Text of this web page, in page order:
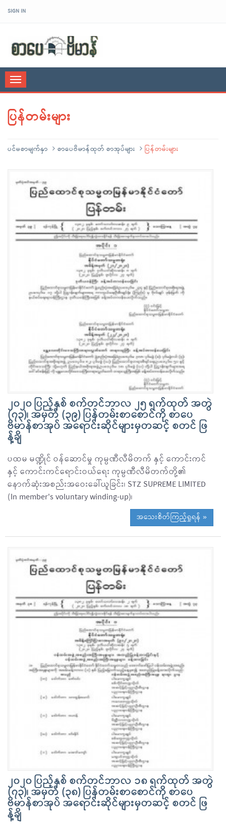
SIGN IN
Toggle
navigation
ပြန်တမ်းများ
ပင်မစာမျက်နှာ စာပေဗိမာန်ထုတ် စာအုပ်များ ပြန်တမ်းများ
၂၀၂၀ ပြည့်နှစ် စက်တင်ဘာလ ၂၅ ရက်ထုတ် အတွဲ
(၇၃)၊ အမှတ် (၃၉) ပြန်တမ်းစာစောင်ကို စာပေ
ဗိမာန်စာအုပ် အရောင်းဆိုင်များမှတဆင့် စတင် ဖြ
န့်ချိ
ပထမ မဏ္ဍိုင် ဝန်ဆောင်မှု ကုမ္ပဏီလီမိတက် နှင့် ကောင်းကင်
နှင့် ကောင်းကင်ရောင်းဝယ်ရေး ကုမ္ပဏီလီမိတက်တို့၏
နောက်ဆုံးအစည်းအဝေးခေါ်ယူခြင်း၊ STZ SUPREME LIMITED
(In member's voluntary winding-up)၊
အသေးစိတ်ကြည့်ရှုရန် »
၂၀၂၀ ပြည့်နှစ် စက်တင်ဘာလ ၁၈ ရက်ထုတ် အတွဲ
(၇၃)၊ အမှတ် (၃၈) ပြန်တမ်းစာစောင်ကို စာပေ
ဗိမာန်စာအုပ် အရောင်းဆိုင်များမှတဆင့် စတင် ဖြ
န့်ချိ